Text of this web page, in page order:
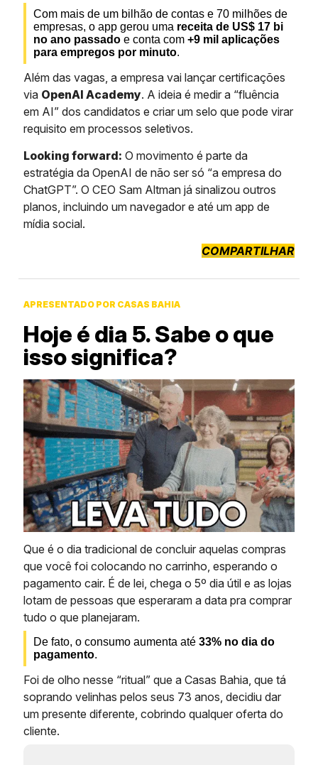
Com mais de um bilhão de contas e 70 milhões de
empresas, o app gerou uma receita de US$ 17 bi
no ano passado e conta com +9 mil aplicações
para empregos por minuto.
Além das vagas, a empresa vai lançar certificações
via OpenAI Academy. A ideia é medir a “fluência
em AI” dos candidatos e criar um selo que pode virar
requisito em processos seletivos.
Looking forward: O movimento é parte da
estratégia da OpenAI de não ser só “a empresa do
ChatGPT”. O CEO Sam Altman já sinalizou outros
planos, incluindo um navegador e até um app de
mídia social.
COMPARTILHAR
APRESENTADO POR CASAS BAHIA
Hoje é dia 5. Sabe o que
isso significa?
Que é o dia tradicional de concluir aquelas compras
que você foi colocando no carrinho, esperando o
pagamento cair. É de lei, chega o 5º dia útil e as lojas
lotam de pessoas que esperaram a data pra comprar
tudo o que planejaram.
De fato, o consumo aumenta até 33% no dia do
pagamento.
Foi de olho nesse “ritual” que a Casas Bahia, que tá
soprando velinhas pelos seus 73 anos, decidiu dar
um presente diferente, cobrindo qualquer oferta do
cliente.